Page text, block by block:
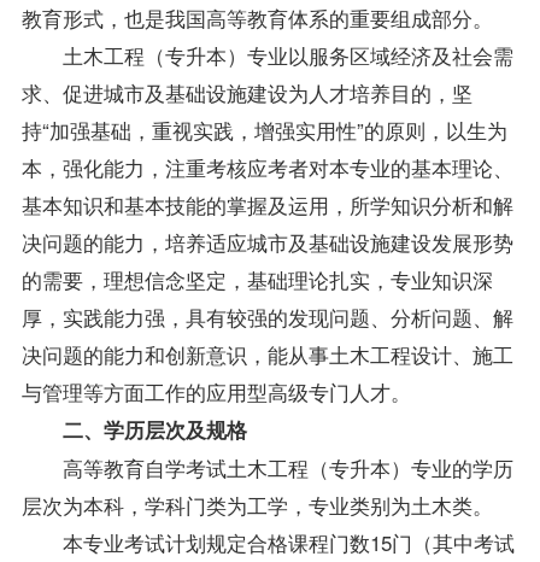
教育形式，也是我国高等教育体系的重要组成部分。
土木工程（专升本）专业以服务区域经济及社会需
求、促进城市及基础设施建设为人才培养目的，坚
持“加强基础，重视实践，增强实用性”的原则，以生为
本，强化能力，注重考核应考者对本专业的基本理论、
基本知识和基本技能的掌握及运用，所学知识分析和解
决问题的能力，培养适应城市及基础设施建设发展形势
的需要，理想信念坚定，基础理论扎实，专业知识深
厚，实践能力强，具有较强的发现问题、分析问题、解
决问题的能力和创新意识，能从事土木工程设计、施工
与管理等方面工作的应用型高级专门人才。
二、学历层次及规格
高等教育自学考试土木工程（专升本）专业的学历
层次为本科，学科门类为工学，专业类别为土木类。
本专业考试计划规定合格课程门数15门（其中考试